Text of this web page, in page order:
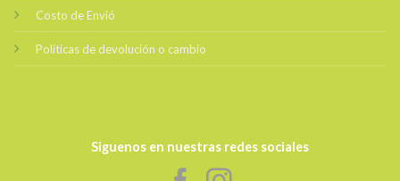
Costo de Envió
Políticas de devolución o cambio
Siguenos en nuestras redes sociales